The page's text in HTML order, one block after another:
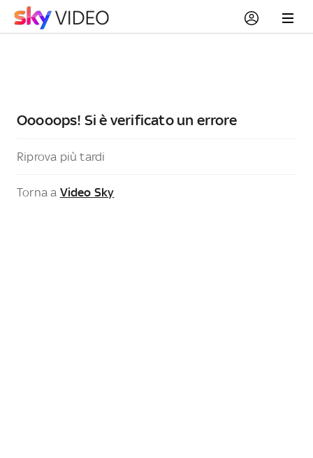
Ooooops! Si è verificato un errore
Riprova più tardi
Torna a Video Sky